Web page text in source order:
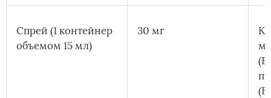
Спрей (1 контейнер
объемом 15 мл)
30 мг